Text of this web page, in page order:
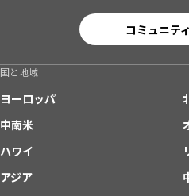
コミュニテ
国と地域
ヨーロッパ
中南米
ハワイ
アジア